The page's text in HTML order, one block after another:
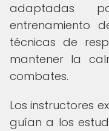
adaptadas
entrenamiento
técnicas de
mantener la
combates.
Los instructores
guían a los